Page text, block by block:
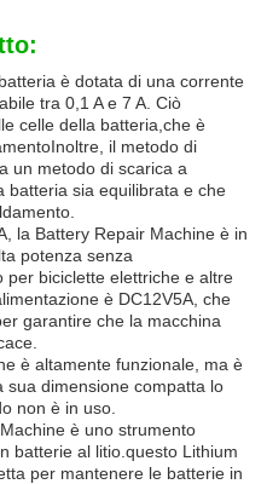
è dotata di una corrente
tra 0,1 A e 7 A. Ciò
celle della batteria,che è
il metodo di
un metodo di scarica a
batteria sia equilibrata e che
la Battery Repair Machine è in
potenza senza
per biciclette elettriche e altre
è DC12V5A, che
garantire che la macchina
è altamente funzionale, ma è
sua dimensione compatta lo
non è in uso.
è uno strumento
batterie al litio.questo Lithium
per mantenere le batterie in